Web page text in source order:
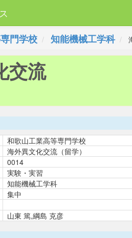
門学校 知能機械工学科
交流
和歌山工業高等専門学校
海外異文化交流（留学）
0014
実験・実習
知能機械工学科
集中
山東 篤,綱島 克彦